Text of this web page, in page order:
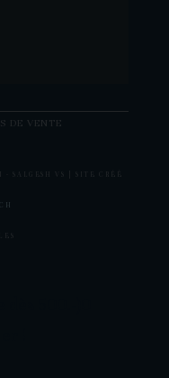
DE VENTE
- SALGESH VS | SITE CRÉÉ